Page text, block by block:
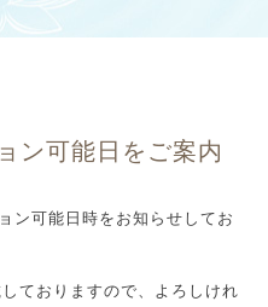
ン可能日をご案内
ン可能日時をお知らせしてお
ておりますので、よろしけれ